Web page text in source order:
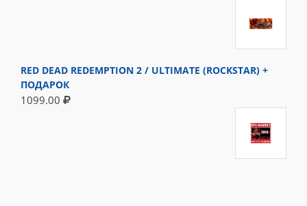
RED DEAD REDEMPTION 2 / ULTIMATE (ROCKSTAR) +
ПОДАРОК
1099.00